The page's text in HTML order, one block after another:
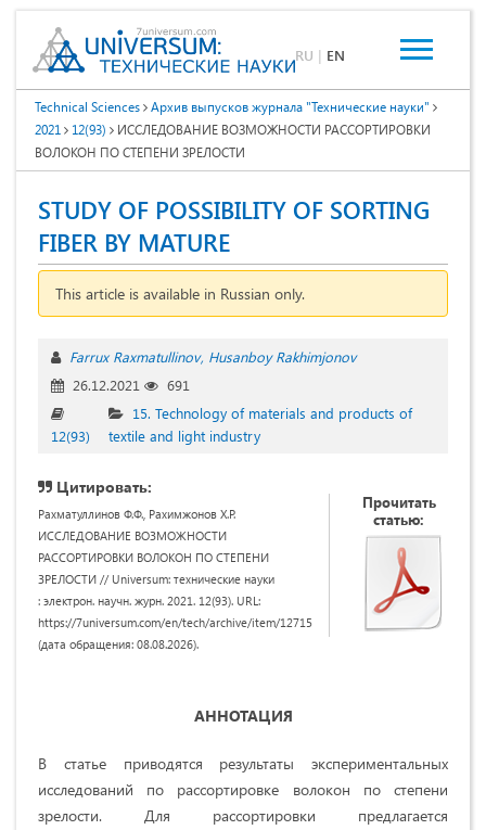
RU | EN
Technical Sciences
Архив выпусков журнала "Технические науки"
2021
12(93)
ИССЛЕДОВАНИЕ ВОЗМОЖНОСТИ РАССОРТИРОВКИ
ВОЛОКОН ПО СТЕПЕНИ ЗРЕЛОСТИ
STUDY OF POSSIBILITY OF SORTING
FIBER BY MATURE
This article is available in Russian only.
Farrux Raxmatullinov Husanboy Rakhimjonov
26.12.2021
691
12(93)
15. Technology of materials and products of
textile and light industry
Цитировать:
Рахматуллинов Ф.Ф., Рахимжонов Х.Р.
ИССЛЕДОВАНИЕ ВОЗМОЖНОСТИ
РАССОРТИРОВКИ ВОЛОКОН ПО СТЕПЕНИ
ЗРЕЛОСТИ // Universum: технические науки
: электрон. научн. журн. 2021. 12(93). URL:
https://7universum.com/en/tech/archive/item/12715
(дата обращения: 08.08.2026).
Прочитать
статью:
АННОТАЦИЯ
В статье приводятся результаты экспериментальных
исследований по рассортировке волокон по степени
зрелости. Для рассортировки предлагается